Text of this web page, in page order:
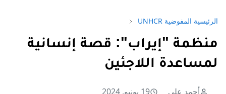
الرئيسية المفوضية UNHCR
منظمة "إيراب": قصة إنسانية
لمساعدة اللاجئين
أحمد علي 19 يونيو, 2024